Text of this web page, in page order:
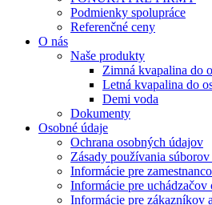
Podmienky spolupráce
Referenčné ceny
O nás
Naše produkty
Zimná kvapalina do
Letná kvapalina do
Demi voda
Dokumenty
Osobné údaje
Ochrana osobných údajov
Zásady používania
Informácie pre
Informácie pre
Informácie pre zákazníkov